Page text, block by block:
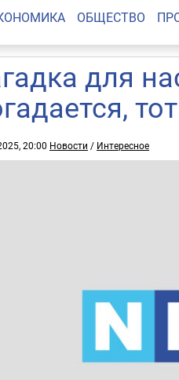
ОБЩЕСТВО
для
20:00 Новости / Интересное